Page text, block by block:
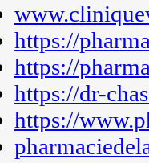
https://
https://
https://dr-
https://